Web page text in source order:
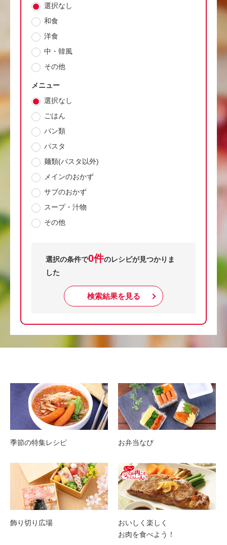
選択なし
和食
洋食
中・韓風
その他
メニュー
選択なし
ごはん
パン類
パスタ
麺類(パスタ以外)
メインのおかず
サブのおかず
スープ・汁物
その他
選択の条件で0件のレシピが見つかりま
した
検索結果を見る
季節の特集レシピ お弁当なび
飾り切り広場
おいしく楽しく
お肉を食べよう！